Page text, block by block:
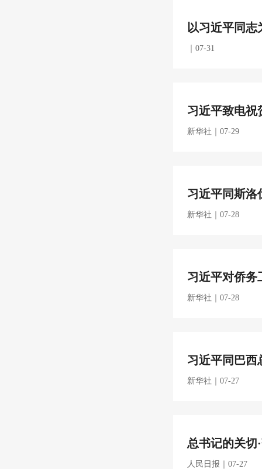
以习近平同
｜07-31
习近平致电祝
新华社｜07-29
习近平同斯洛
新华社｜07-28
习近平对侨务
新华社｜07-28
习近平同巴西
新华社｜07-27
总书记的关切
人民日报｜07-27